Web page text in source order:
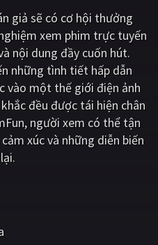
Kỳ ảo
Gia đình
Lịch sử
Tiểu sử
DramaTV
giả sẽ có cơ hội thưởng
xem phim trực tuyến
nội dung đầy cuốn hút.
những tình tiết hấp dẫn
vào một thế giới điện ảnh
đều được tái hiện chân
người xem có thể tận
xúc và những diễn biến